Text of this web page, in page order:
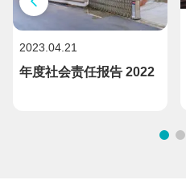
2023.04.21
年度社会责任报告 2022